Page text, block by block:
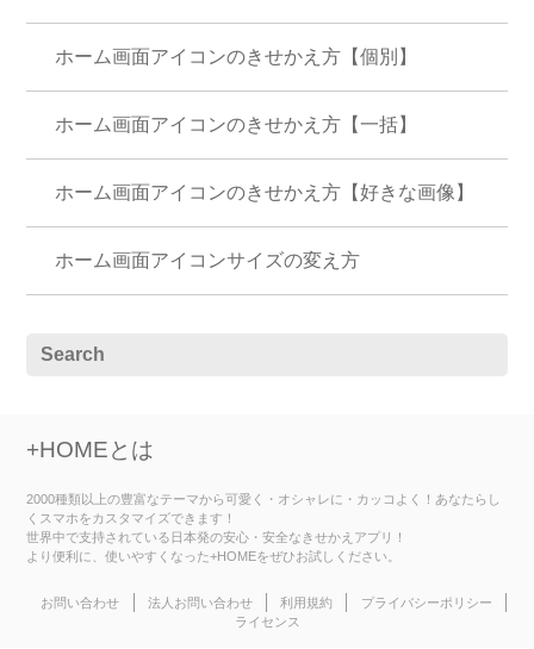
ホーム画面アイコンのきせかえ方【個別】
ホーム画面アイコンのきせかえ方【一括】
ホーム画面アイコンのきせかえ方【好きな画像】
ホーム画面アイコンサイズの変え方
+HOMEとは
2000種類以上の豊富なテーマから可愛く・オシャレに・カッコよく！あなたらし
くスマホをカスタマイズできます！
世界中で支持されている日本発の安心・安全なきせかえアプリ！
より便利に、使いやすくなった+HOMEをぜひお試しください。
お問い合わせ 法人お問い合わせ 利用規約
プライバシーポリシー
ライセンス